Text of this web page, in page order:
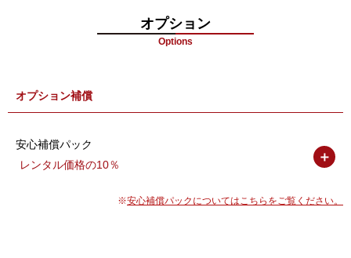
保管時温度 20℃～60℃湿度 10%～90%
オプション
Options
オプション補償
安心補償パック
レンタル価格の10％
＋
安心補償パックについてはこちらをご覧ください。